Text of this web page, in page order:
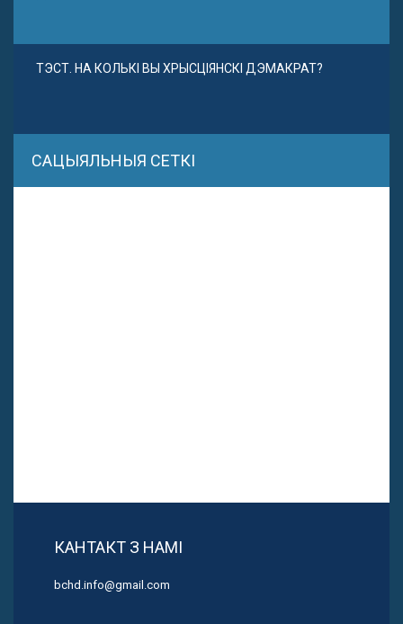
ТЭСТ. НА КОЛЬКІ ВЫ ХРЫСЦІЯНСКІ ДЭМАКРАТ?
САЦЫЯЛЬНЫЯ СЕТКІ
КАНТАКТ З НАМІ
bchd.info@gmail.com